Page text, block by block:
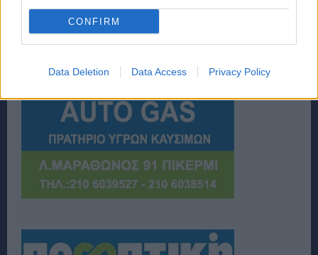
CONFIRM
Data Deletion Data Access Privacy Policy